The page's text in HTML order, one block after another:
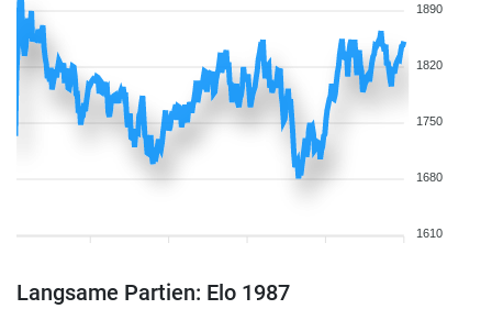
1890
1820
1750
1680
1610
Langsame Partien: Elo 1987